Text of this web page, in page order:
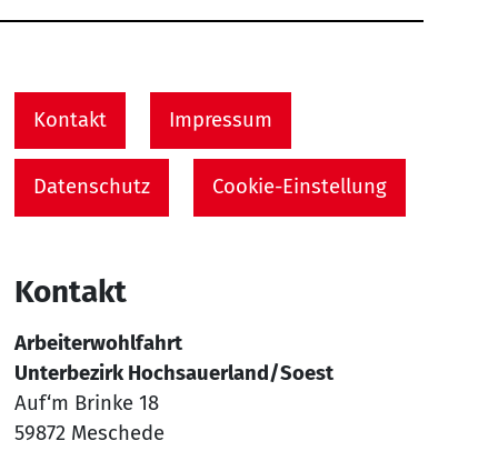
Kontakt Impressum
Datenschutz Cookie-Einstellung
Kontakt
Arbeiterwohlfahrt
Unterbezirk Hochsauerland/Soest
Auf‘m Brinke 18
59872 Meschede